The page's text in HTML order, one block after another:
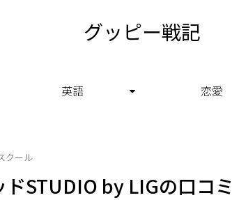
グッピー戦記
英語 恋愛
クール
ドSTUDIO by LIGの口コミ